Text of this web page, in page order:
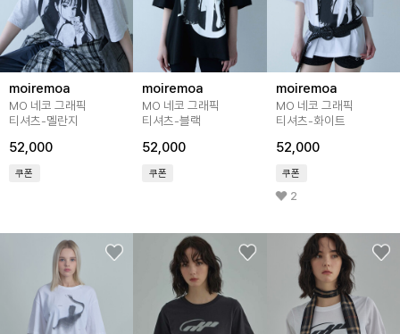
moiremoa
MO 네코 그래픽
티셔츠-멜란지
52,000
쿠폰
moiremoa
MO 네코 그래픽
티셔츠-블랙
52,000
쿠폰
moiremoa
MO 네코 그래픽
티셔츠-화이트
52,000
쿠폰
2